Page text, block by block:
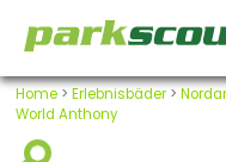
Home> Erlebnisbäder>
World Anthony